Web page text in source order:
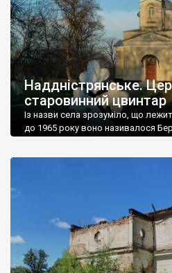
роках Болган […]
Наддністрянське.
старовинний цвинтар
Із назви села зрозуміло, що
до 1965 року воно називалося
Наддністрянське відрізняється
сіл. У селі є мурована